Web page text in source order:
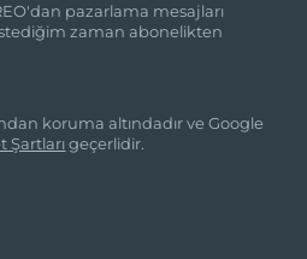
pazarlama mesajları
zaman abonelikten
koruma altındadır ve Google
Şartlarıgeçerlidir.